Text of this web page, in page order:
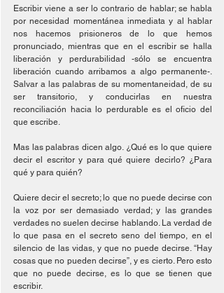
Escribir viene a ser lo contrario de hablar; se habla
por necesidad momentánea inmediata y al hablar
nos hacemos prisioneros de lo que hemos
pronunciado, mientras que en el escribir se halla
liberación y perdurabilidad -sólo se encuentra
liberación cuando arribamos a algo permanente-.
Salvar a las palabras de su momentaneidad, de su
ser transitorio, y conducirlas en nuestra
reconciliación hacia lo perdurable es el oficio del
que escribe.
Mas las palabras dicen algo. ¿Qué es lo que quiere
decir el escritor y para qué quiere decirlo? ¿Para
qué y para quién?
Quiere decir el secreto; lo que no puede decirse con
la voz por ser demasiado verdad; y las grandes
verdades no suelen decirse hablando. La verdad de
lo que pasa en el secreto seno del tiempo, en el
silencio de las vidas, y que no puede decirse. “Hay
cosas que no pueden decirse”, y es cierto. Pero esto
que no puede decirse, es lo que se tienen que
escribir.